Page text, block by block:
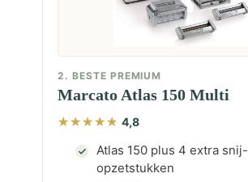
2. BESTE PREMIUM
Marcato Atlas 150 Multi
4,8
Atlas 150 plus 4 extra snij-
opzetstukken